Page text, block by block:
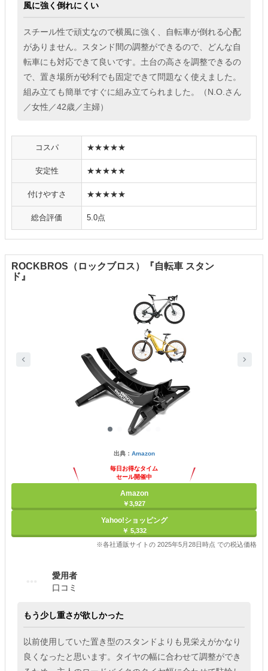
風に強く倒れにくい
スチール性で頑丈なので横風に強く、自転車が倒れる心配
がありません。スタンド間の調整ができるので、どんな自
転車にも対応できて良いです。土台の高さを調整できるの
で、置き場所が砂利でも固定できて問題なく使えました。
組み立ても簡単ですぐに組み立てられました。（N.O.さん
／女性／42歳／主婦）
コスパ ★★★★★
安定性 ★★★★★
付けやすさ ★★★★★
総合評価 5.0点
ROCKBROS（ロックブロス）『自転車 スタン
ド』
出典： Amazon
毎日お得なタイム
セール開催中
Amazon
￥3,927
Yahoo!ショッピング
￥ 5,332
※各社通販サイトの 2025年5月28日時点 での税込価格
愛用者
口コミ
もう少し重さが欲しかった
以前使用していた置き型のスタンドよりも見栄えがかなり
良くなったと思います。タイヤの幅に合わせて調整ができ